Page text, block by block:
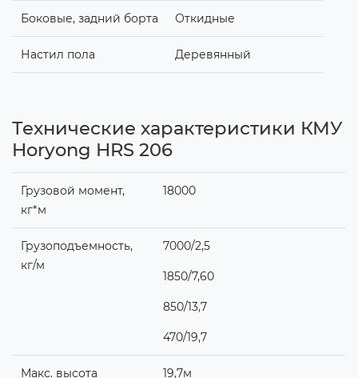
Боковые, задний борта Откидные
Настил пола Деревянный
Технические характеристики КМУ
Horyong HRS 206
Грузовой момент,
кг*м
18000
Грузоподъемность,
кг/м
7000/2,5
1850/7,60
850/13,7
470/19,7
Макс. высота
19,7м